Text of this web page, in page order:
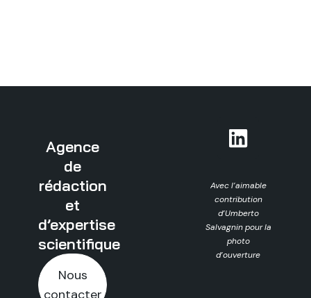
Agence
de
rédaction
et
d’expertise
scientifique
Nous
Avec l’aimable
contribution
d’Umberto
Salvagnin pour la
photo
d’ouverture